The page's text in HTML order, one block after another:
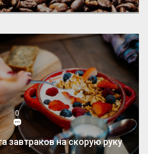
0
завтраков на скорую руку